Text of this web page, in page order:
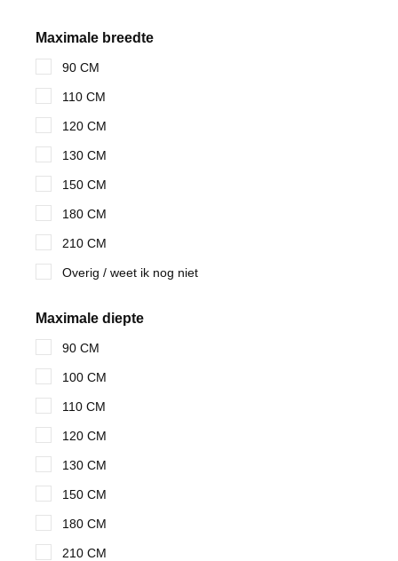
Maximale breedte
90 CM
110 CM
120 CM
130 CM
150 CM
180 CM
210 CM
Overig / weet ik nog niet
Maximale diepte
90 CM
100 CM
110 CM
120 CM
130 CM
150 CM
180 CM
210 CM